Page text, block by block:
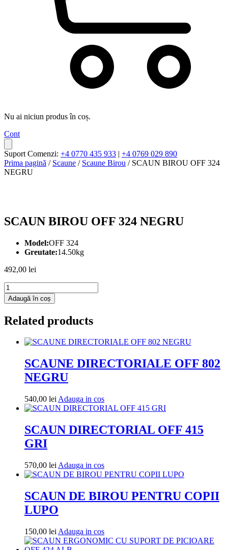
Nu ai niciun produs în coș.
Cont
Suport Comenzi: +4 0770 435 933 | +4 0769 029 890
Prima pagină / Scaune / Scaune Birou / SCAUN BIROU OFF 324
NEGRU
SCAUN BIROU OFF 324 NEGRU
Model:OFF 324
Greutate:14.50kg
492,00 lei
Cantitate
SCAUN
BIROU
324
Adaugă în coș
Related products
SCAUNE DIRECTORIALE OFF 802
NEGRU
540,00 lei Adauga in cosAdauga
in
SCAUN DIRECTORIAL OFF 415
GRI
570,00 lei Adauga in cosAdauga
in
SCAUN DE BIROU PENTRU COPII
LUPO
150,00 lei Adauga in cosAdauga
in